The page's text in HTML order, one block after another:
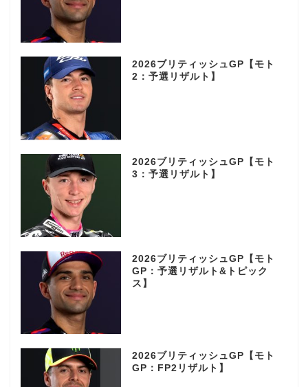
2026ブリティッシュGP【モト
2：予選リザルト】
2026ブリティッシュGP【モト
3：予選リザルト】
2026ブリティッシュGP【モト
GP：予選リザルト&トピック
ス】
2026ブリティッシュGP【モト
GP：FP2リザルト】